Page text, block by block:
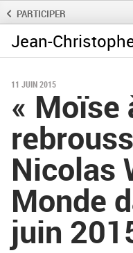
PARTICIPER
Jean-
11 JUIN 2015
« Moïse
Nicolas
Monde
juin
Rechercher :